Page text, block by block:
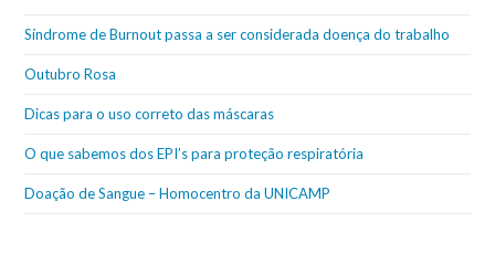
Síndrome de Burnout passa a ser considerada doença do trabalho
Outubro Rosa
Dicas para o uso correto das máscaras
O que sabemos dos EPI’s para proteção respiratória
Doação de Sangue – Homocentro da UNICAMP